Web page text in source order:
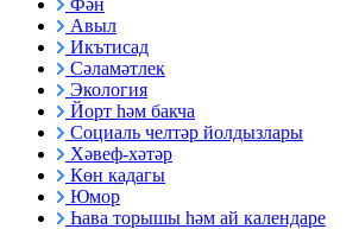
Фән
Авыл
Икътисад
Сәламәтлек
Экология
Йорт һәм бакча
Социаль челтәр йолдызлары
Хәвеф-хәтәр
Көн кадагы
Юмор
Һава торышы һәм ай календаре